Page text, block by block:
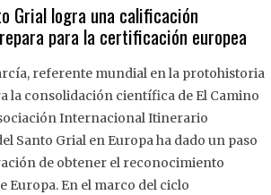
.
8
2
2
Grial logra una calificación
para la certificación europea
referente mundial en la protohistoria
la consolidación científica de El Camino
Internacional Itinerario
Santo Grial en Europa ha dado un paso
de obtener el reconocimiento
Europa. En el marco del ciclo